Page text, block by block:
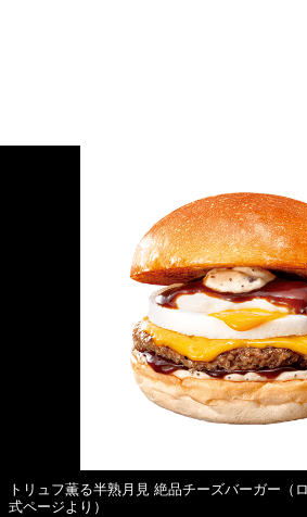
トリュフ薫る半熟月見 絶品チーズバーガー（
式ページより）